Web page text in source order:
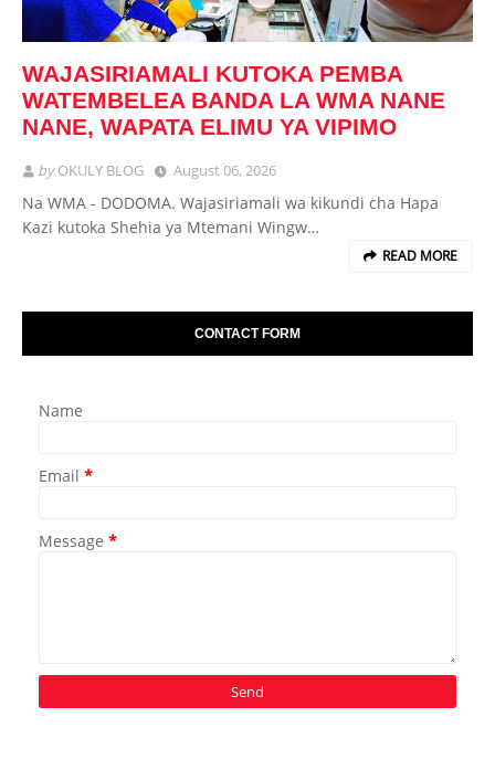
WAJASIRIAMALI KUTOKA PEMBA
WATEMBELEA BANDA LA WMA NANE
NANE, WAPATA ELIMU YA VIPIMO
byOKULY BLOG August 06, 2026
Na WMA - DODOMA. Wajasiriamali wa kikundi cha Hapa
Kazi kutoka Shehia ya Mtemani Wingw…
READ MORE
CONTACT FORM
Name
Email *
Message *